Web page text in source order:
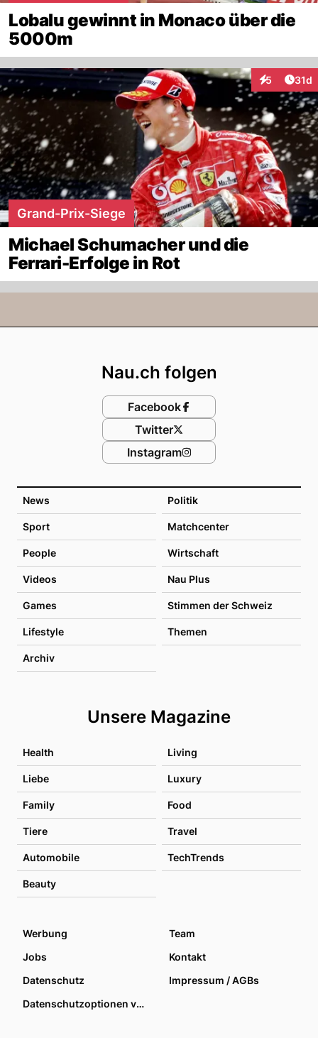
Lobalu gewinnt in Monaco über die
5000m
5
Interaktionen
31d
Grand-Prix-Siege
Michael Schumacher und die
Ferrari-Erfolge in Rot
News Politik
Sport Matchcenter
People Wirtschaft
Videos Nau Plus
Games Stimmen der Schweiz
Lifestyle Themen
Archiv
Unsere Magazine
Health Living
Liebe Luxury
Family Food
Tiere Travel
Automobile TechTrends
Beauty
Nau.ch folgen
Facebook
Twitter
Instagram
Werbung
Team
Jobs
Kontakt
Datenschutz
Impressum / AGBs
Datenschutzoptionen verwalten